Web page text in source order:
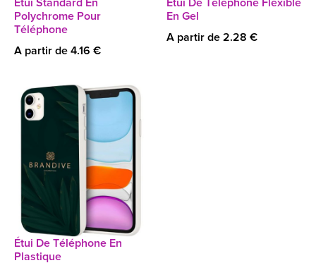
Étui Standard En
Polychrome Pour
Téléphone
A partir de 4.16 €
Étui De Téléphone Flexible
En Gel
A partir de 2.28 €
Étui De Téléphone En
Plastique